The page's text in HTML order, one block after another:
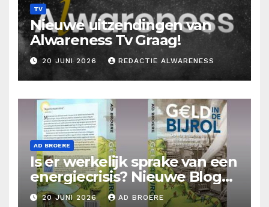
TV
Nieuwe uitzendingen van
Alwareness Tv Graag!
20 JUNI 2026 REDACTIE ALWARENESS
AD BROERE
Is er werkelijk sprake van een
energiecrisis? Nieuwe Blog
Ad Broere
20 JUNI 2026 AD BROERE